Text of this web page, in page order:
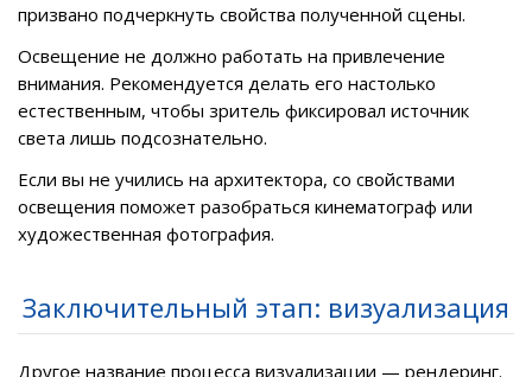
призвано подчеркнуть свойства полученной сцены.
Освещение не должно работать на привлечение
внимания. Рекомендуется делать его настолько
естественным, чтобы зритель фиксировал источник
света лишь подсознательно.
Если вы не учились на архитектора, со свойствами
освещения поможет разобраться кинематограф или
художественная фотография.
Заключительный этап: визуализация
Другое название процесса визуализации — рендеринг.